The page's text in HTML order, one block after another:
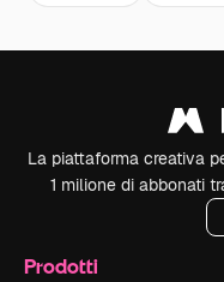
La piattaforma creativa
1 milione di abbonati
Prodotti